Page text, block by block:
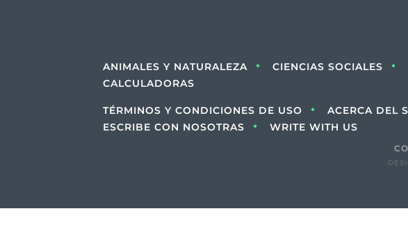
ANIMALES Y NATURALEZA CIENCIAS SOCIALES
CALCULADORAS
TÉRMINOS Y CONDICIONES DE USO ACERCA DEL
ESCRIBE CON NOSOTRAS
WRITE WITH US